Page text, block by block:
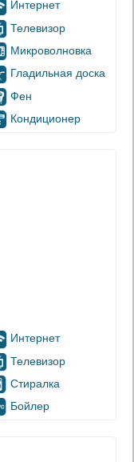
Интернет
Телевизор
Микроволновка
Гладильная доска
Фен
Кондиционер
Интернет
Телевизор
Стиралка
Бойлер